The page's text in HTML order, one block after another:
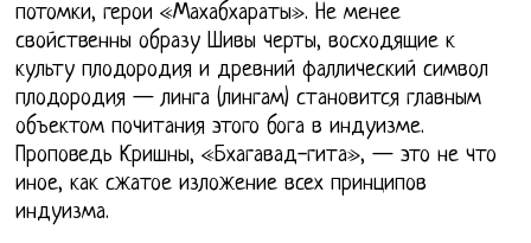
потомки, герои «Махабхараты». Не менее
свойственны образу Шивы черты, восходящие к
культу плодородия и древний фаллический символ
плодородия — линга (лингам) становится главным
объектом почитания этого бога в индуизме.
Проповедь Кришны, «Бхагавад-гита», — это не что
иное, как сжатое изложение всех принципов
индуизма.